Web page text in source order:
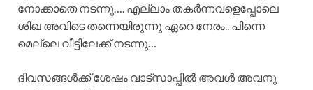
നോക്കാതെ നടന്നു…. എല്ലാം തകർന്നവളെപ്പോലെ
ശിഖ അവിടെ തന്നെയിരുന്നു ഏറെ നേരം.. പിന്നെ
മെല്ലെ വീട്ടിലേക്ക് നടന്നു…
ദിവസങ്ങൾക്ക് ശേഷം വാട്സാപ്പിൽ അവൾ അവനു